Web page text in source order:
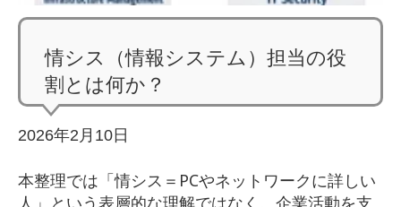
情シス（情報システム）担当の役
割とは何か？
2026年2月10日
本整理では「情シス＝PCやネットワークに詳しい
人」という表層的な理解ではなく、企業活動を支